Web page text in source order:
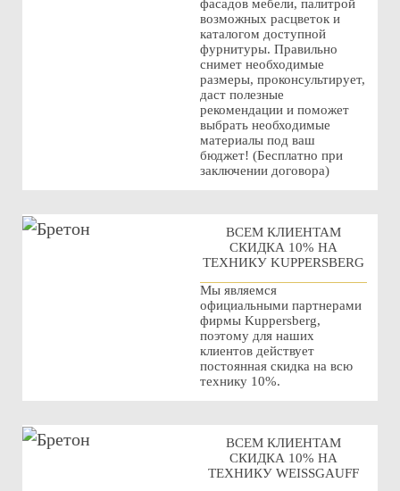
фасадов мебели, палитрой
возможных расцветок и
каталогом доступной
фурнитуры. Правильно
снимет необходимые
размеры, проконсультирует,
даст полезные
рекомендации и поможет
выбрать необходимые
материалы под ваш
бюджет! (Бесплатно при
заключении договора)
ВСЕМ КЛИЕНТАМ
СКИДКА 10% НА
ТЕХНИКУ KUPPERSBERG
Мы являемся
официальными партнерами
фирмы Kuppersberg,
поэтому для наших
клиентов действует
постоянная скидка на всю
технику 10%.
ВСЕМ КЛИЕНТАМ
СКИДКА 10% НА
ТЕХНИКУ WEISSGAUFF